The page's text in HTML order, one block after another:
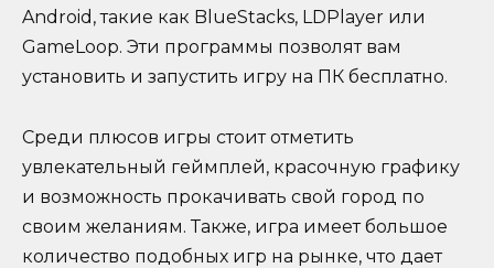
Android, такие как BlueStacks, LDPlayer или
GameLoop. Эти программы позволят вам
установить и запустить игру на ПК бесплатно.
Среди плюсов игры стоит отметить
увлекательный геймплей, красочную графику
и возможность прокачивать свой город по
своим желаниям. Также, игра имеет большое
количество подобных игр на рынке, что дает